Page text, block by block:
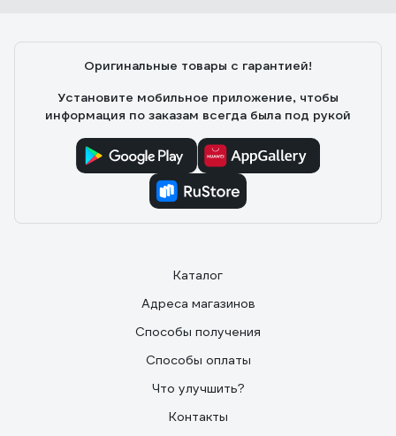
Оригинальные товары с гарантией!
Установите мобильное приложение, чтобы
информация по заказам всегда была под рукой
Каталог
Адреса магазинов
Способы получения
Способы оплаты
Что улучшить?
Контакты